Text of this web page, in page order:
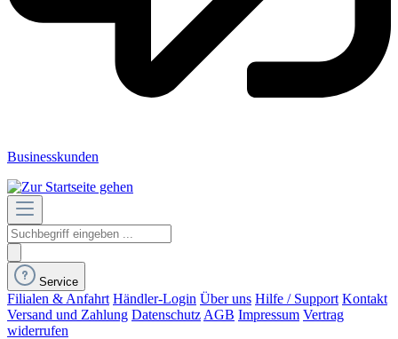
Businesskunden
Service
Filialen & Anfahrt Händler-Login Über uns Hilfe / Support Kontakt
Versand und Zahlung Datenschutz AGB Impressum Vertrag
widerrufen